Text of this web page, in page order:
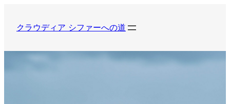
クラウディア シファーへの道